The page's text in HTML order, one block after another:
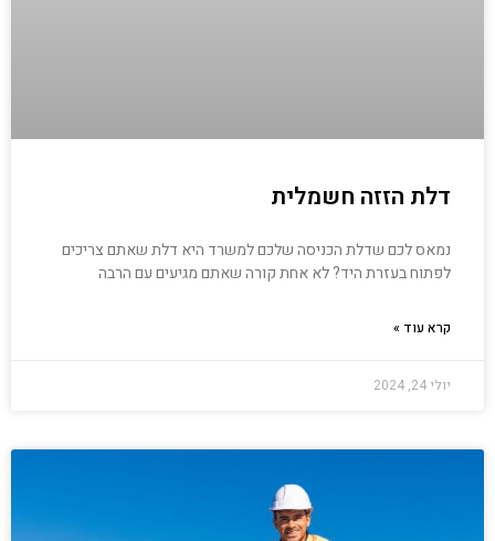
דלת הזזה חשמלית
נמאס לכם שדלת הכניסה שלכם למשרד היא דלת שאתם צריכים
לפתוח בעזרת היד? לא אחת קורה שאתם מגיעים עם הרבה
קרא עוד »
יולי 24, 2024